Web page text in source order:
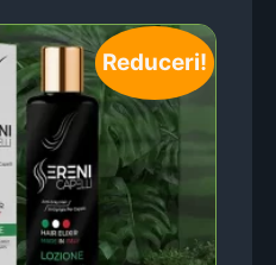
Reduceri!